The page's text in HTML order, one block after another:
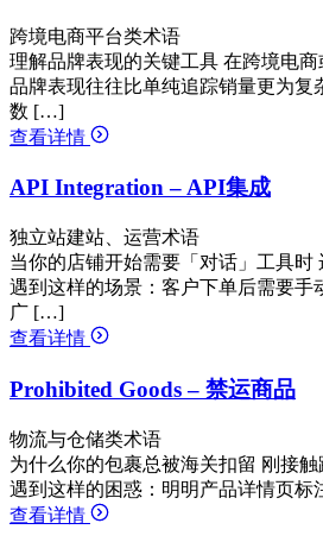
跨境电商平台类术语
理解品牌表现的关键工具 在跨境电
品牌表现往往比单纯追踪销量更为复
数 […]
查看详情
API Integration – API集成
独立站建站、运营术语
当你的店铺开始需要「对话」工具时
遇到这样的场景：客户下单后需要手
广 […]
查看详情
Prohibited Goods – 禁运商品
物流与仓储类术语
为什么你的包裹总被海关扣留 刚接
遇到这样的困惑：明明产品详情页
查看详情